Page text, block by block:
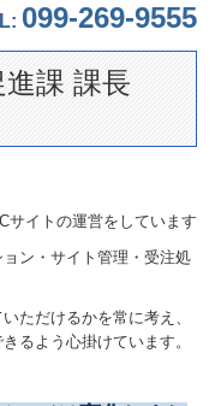
099-269-9555
課 課長
サイトの運営をしています
ン・サイト管理・受注処
ただけるかを常に考え、
るよう心掛けています。